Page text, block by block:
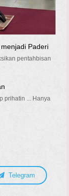
Paderi
pentahbisan
prihatin ... Hanya
Telegram